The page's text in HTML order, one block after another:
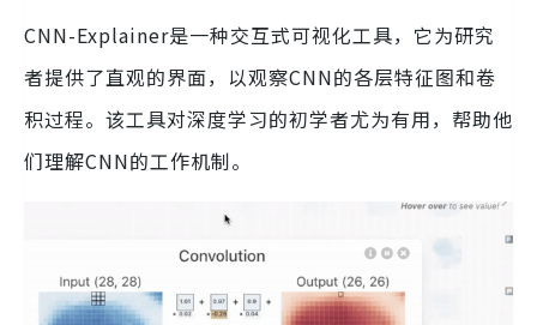
CNN-Explainer是一种交互式可视化工具，它为研究
者提供了直观的界面，以观察CNN的各层特征图和卷
积过程。该工具对深度学习的初学者尤为有用，帮助他
们理解CNN的工作机制。